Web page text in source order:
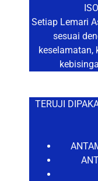
Setiap Lemari
sesuai
keselamatan,
TERUJI